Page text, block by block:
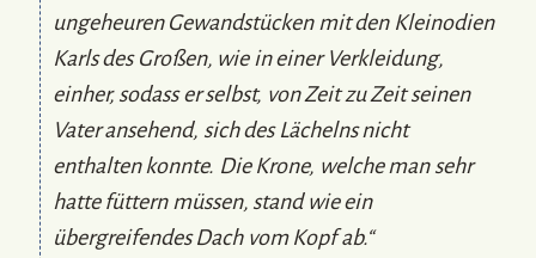
ungeheuren Gewandstücken mit den Kleinodien
Karls des Großen, wie in einer Verkleidung,
einher, sodass er selbst, von Zeit zu Zeit seinen
Vater ansehend, sich des Lächelns nicht
enthalten konnte. Die Krone, welche man sehr
hatte füttern müssen, stand wie ein
übergreifendes Dach vom Kopf ab.“